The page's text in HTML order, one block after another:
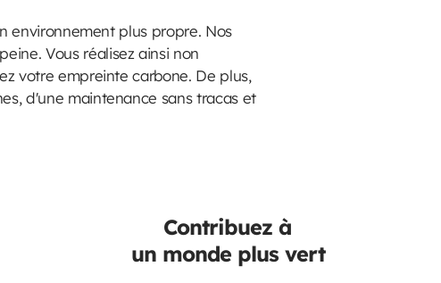
environnement plus propre. Nos
Vous réalisez ainsi non
votre empreinte carbone. De plus,
d'une maintenance sans tracas et
Contribuez à
un monde plus vert